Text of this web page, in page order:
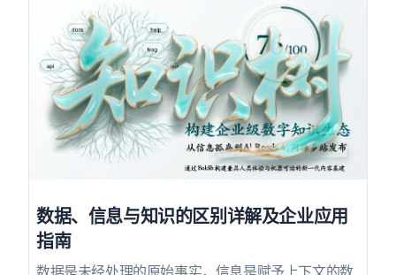
数据、信息与知识的区别详解及企业应用
指南